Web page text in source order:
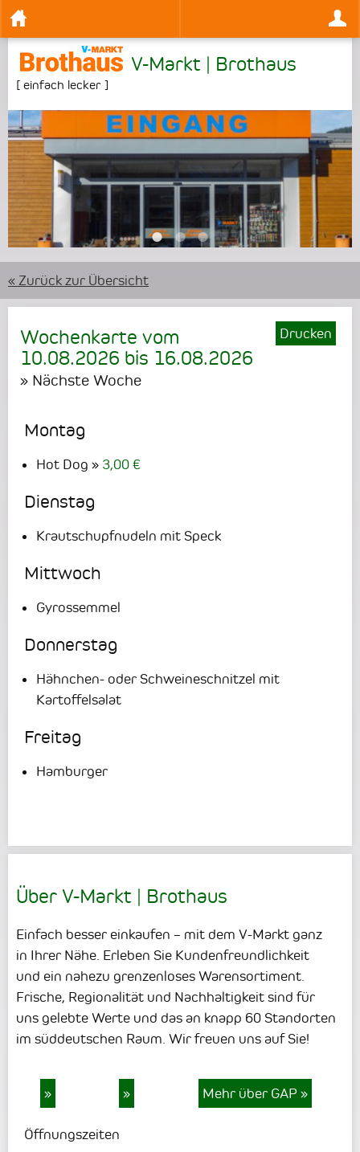
V-Markt | Brothaus
[ einfach lecker ]
•••
« Zurück zur Übersicht
Drucken
Wochenkarte vom
10.08.2026 bis 16.08.2026
» Nächste Woche
Montag
Hot Dog 3,00 €
Dienstag
Krautschupfnudeln mit Speck
Mittwoch
Gyrossemmel
Donnerstag
Hähnchen- oder Schweineschnitzel mit
Kartoffelsalat
Freitag
Hamburger
Über V-Markt | Brothaus
Einfach besser einkaufen – mit dem V-Markt ganz
in Ihrer Nähe. Erleben Sie Kundenfreundlichkeit
und ein nahezu grenzenloses Warensortiment.
Frische, Regionalität und Nachhaltigkeit sind für
uns gelebte Werte und das an knapp 60 Standorten
im süddeutschen Raum. Wir freuen uns auf Sie!
» » Mehr über GAP»
Öffnungszeiten